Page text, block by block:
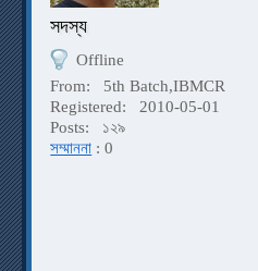
সদস্য
Offline
From:
5th Batch,IBMCR
Registered:
2010-05-01
Posts:
১২৯
সম্মাননা : 0